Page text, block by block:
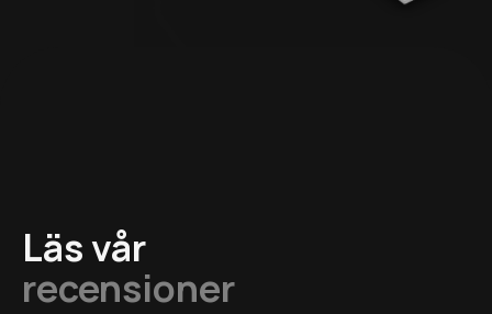
Läs vår
recensioner